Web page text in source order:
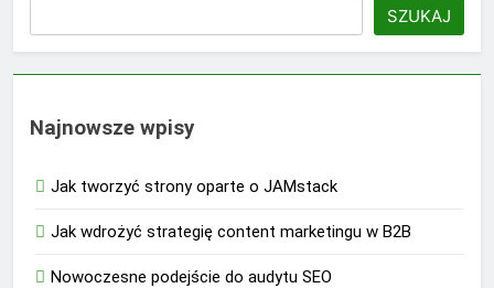
SZUKAJ
Najnowsze wpisy
Jak tworzyć strony oparte o JAMstack
Jak wdrożyć strategię content marketingu w B2B
Nowoczesne podejście do audytu SEO